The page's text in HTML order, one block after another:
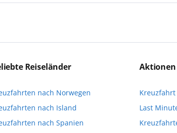
Beide Optionen bieten einzigartige
Buchung vornehmen. Wir möchten
Lieblingsausflüge vor Reisebeginn
Reiseländer
nach Norwegen
nach Island
nach Spanien
Last